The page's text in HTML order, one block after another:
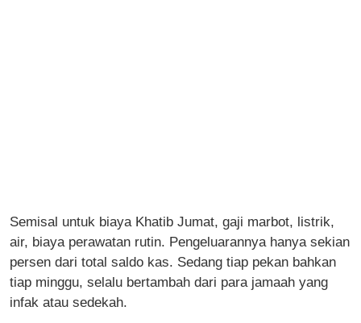
Semisal untuk biaya Khatib Jumat, gaji marbot, listrik,
air, biaya perawatan rutin. Pengeluarannya hanya sekian
persen dari total saldo kas. Sedang tiap pekan bahkan
tiap minggu, selalu bertambah dari para jamaah yang
infak atau sedekah.